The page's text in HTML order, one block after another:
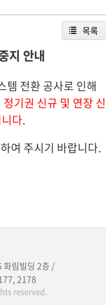
목록
지 안내
템 전환 공사로 인해
기권 신규 및 연장
다.
여 주시기 바랍니다.
화림빌딩 2층 /
2178
reserved.